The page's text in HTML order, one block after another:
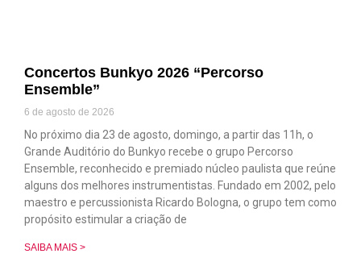
Concertos Bunkyo 2026 “Percorso
Ensemble”
6 de agosto de 2026
No próximo dia 23 de agosto, domingo, a partir das 11h, o
Grande Auditório do Bunkyo recebe o grupo Percorso
Ensemble, reconhecido e premiado núcleo paulista que reúne
alguns dos melhores instrumentistas. Fundado em 2002, pelo
maestro e percussionista Ricardo Bologna, o grupo tem como
propósito estimular a criação de
SAIBA MAIS >